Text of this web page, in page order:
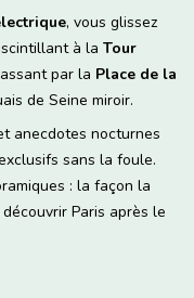
, vous glissez
scintillant à la Tour
par la Place de la
de Seine miroir.
anecdotes nocturnes
sans la foule.
: la façon la
Paris après le